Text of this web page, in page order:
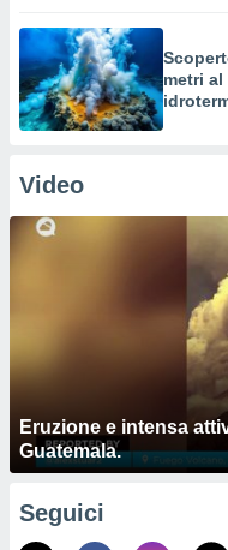
metri
Video
Eruzione e intensa
Guatemala.
Seguici